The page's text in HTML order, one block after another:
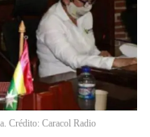
Crédito: Caracol Radio